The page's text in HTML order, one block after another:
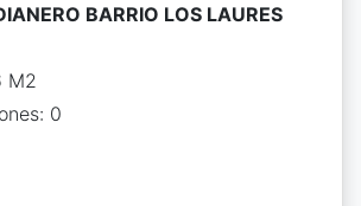
BARRIO LOS LAURES
M2
0